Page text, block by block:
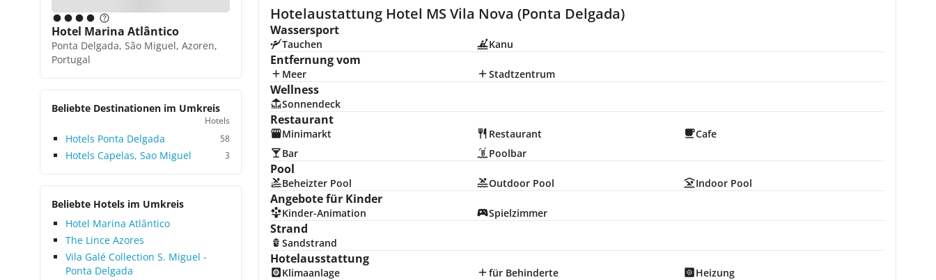
Hotel Marina Atlântico
Ponta Delgada, São Miguel, Azoren,
Portugal
Beliebte Destinationen im Umkreis
Hotels
Hotels Ponta Delgada 58
Hotels Capelas, Sao Miguel 3
Beliebte Hotels im Umkreis
Hotel Marina Atlântico
The Lince Azores
Vila Galé Collection S. Miguel -
Ponta Delgada
Hotelaustattung Hotel MS Vila Nova (Ponta Delgada)
Wassersport
Tauchen Kanu
Entfernung vom
Meer Stadtzentrum
Wellness
Sonnendeck
Restaurant
Minimarkt Restaurant
Cafe
Bar
Poolbar
Pool
Beheizter Pool Outdoor Pool Indoor Pool
Angebote für Kinder
Kinder-Animation Spielzimmer
Strand
Sandstrand
Hotelausstattung
Klimaanlage für Behinderte
Heizung